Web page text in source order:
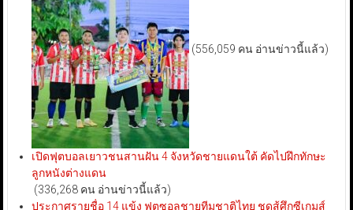
(556,059 คน อ่านข่าวนี้แล้ว)
เปิดฟุตบอลเยาวชนสานฝัน 4 จังหวัดชายแดนใต้ คัดไปฝึกทักษะ
ลูกหนังต่างแดน
(336,268 คน อ่านข่าวนี้แล้ว)
ประกาศรายชื่อ 14 แข้ง ฟุตซอลชายทีมชาติไทย ชุดสู้ศึกซีเกมส์